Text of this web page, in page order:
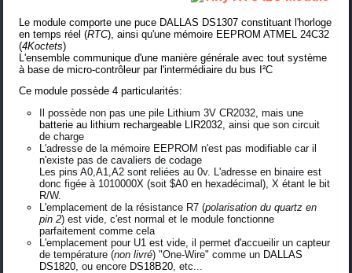
Le module comporte une puce DALLAS DS1307constituant l'horloge
en temps réel (RTC), ainsi qu'une mémoire EEPROM ATMEL 24C32
(4Koctets)
L'ensemble communique d'une manière générale avec tout système
à base de micro-contrôleur par l'intermédiaire du bus I²C
Ce module possède 4 particularités:
Il possède non pas une pile Lithium 3V CR2032, mais une
batterie au lithium rechargeable LIR2032 , ainsi que son circuit
de charge
L'adresse de la mémoire EEPROM n'est pas modifiable car il
n'existe pas de cavaliers de codage
Les pins A0,A1,A2 sont reliées au 0v. L'adresse en binaire est
donc figée à 1010000X (soit $A0 en hexadécimal), X étant le bit
R/W.
L'emplacement de la résistance R7 (polarisation du quartz en
pin 2) est vide, c'est normal et le module fonctionne
parfaitement comme cela
L'emplacement pour U1 est vide, il permet d'accueilir un capteur
de température (non livré) "One-Wire" comme un DALLAS
DS1820 , ou encore DS18B20 , etc...